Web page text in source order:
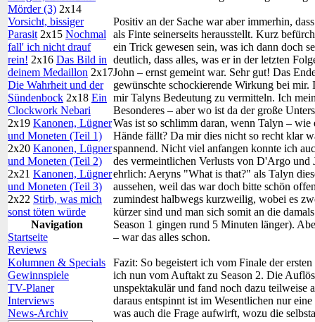
Mörder (3) 2x14
Vorsicht, bissiger
Parasit 2x15 Nochmal
fall' ich nicht drauf
rein! 2x16 Das Bild in
deinem Medaillon 2x17
Die Wahrheit und der
Sündenbock 2x18 Ein
Clockwork Nebari
2x19 Kanonen, Lügner
und Moneten (Teil 1)
2x20 Kanonen, Lügner
und Moneten (Teil 2)
2x21 Kanonen, Lügner
und Moneten (Teil 3)
2x22 Stirb, was mich
sonst töten würde
Navigation
Startseite
Reviews
Kolumnen & Specials
Gewinnspiele
TV-Planer
Interviews
News-Archiv
Positiv an der Sache war aber immerhin,
als Finte seinerseits herausstellt. Kurz
ein Trick gewesen sein, was ich dann doch
deutlich, dass alles, was er in der letzten
John – ernst gemeint war. Sehr gut! Das
gewünschte schockierende Wirkung bei
mir Talyns Bedeutung zu vermitteln. Ich
Besonderes – aber wo ist da der große
Was ist so schlimm daran, wenn Talyn –
Hände fällt? Da mir dies nicht so recht klar
spannend. Nicht viel anfangen konnte ich
des vermeintlichen Verlusts von D'Argo und
ehrlich: Aeryns "What is that?" als Talyn
aussehen, weil das war doch bitte schön
zumindest halbwegs kurzweilig, wobei es
kürzer sind und man sich somit an die
Season 1 gingen rund 5 Minuten länger).
– war das alles schon.
Fazit: So begeistert ich vom Finale der
ich nun vom Auftakt zu Season 2. Die
unspektakulär und fand noch dazu teilweise
daraus entspinnt ist im Wesentlichen nur
was auch die Frage aufwirft, wozu die